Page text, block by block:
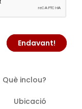
Endavant!
Què inclou?
Ubicació